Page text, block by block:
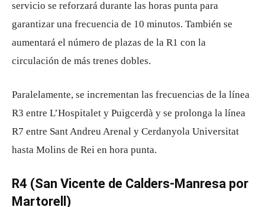
servicio se reforzará durante las horas punta para
garantizar una frecuencia de 10 minutos. También se
aumentará el número de plazas de la R1 con la
circulación de más trenes dobles.
Paralelamente, se incrementan las frecuencias de la línea
R3 entre L’Hospitalet y Puigcerdà y se prolonga la línea
R7 entre Sant Andreu Arenal y Cerdanyola Universitat
hasta Molins de Rei en hora punta.
R4 (San Vicente de Calders-Manresa por
Martorell)